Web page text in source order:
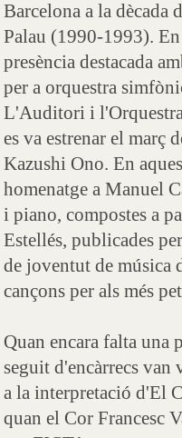
Barcelona a la dècada
Palau (1990-1993).
presència destacada
per a orquestra
L'Auditori i
es va estrenar el març
Kazushi Ono. En
homenatge a Manuel
i piano, compostes a
Estellés, publicades
de joventut de música
cançons per als més
Quan encara falta una
seguit d'encàrrecs
a la interpretació d'El
quan el Cor Francesc